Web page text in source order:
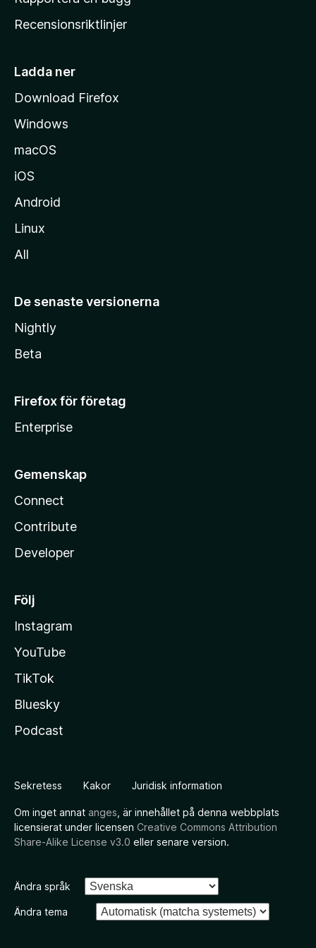
m
i
a
Recensionsriktlinjer
Ladda ner
Download Firefox
Windows
macOS
iOS
Android
Linux
All
De senaste versionerna
Nightly
Beta
Firefox för företag
Enterprise
Gemenskap
Connect
Contribute
Developer
Följ
Instagram
YouTube
TikTok
Bluesky
Podcast
Sekretess Kakor Juridisk information
Om inget annat anges , är innehållet på denna webbplats
licensierat under licensen Creative Commons Attribution
Share-Alike License v3.0 eller senare version.
Ändra språk
Ändra tema